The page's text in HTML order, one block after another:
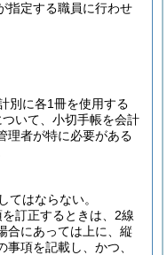
指定する職員に行わせ
別に各1冊を使用する
いて、小切手帳を会計
理者が特に必要がある
てはならない。
訂正するときは、2線
合にあっては上に、縦
項を記載し、かつ、